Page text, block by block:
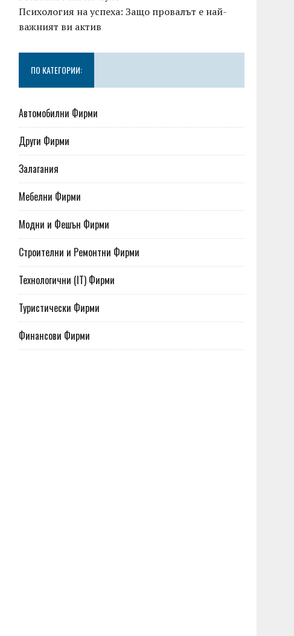
Психология на успеха: Защо провалът е най-
важният ви актив
ПО КАТЕГОРИИ:
Автомобилни Фирми
Други Фирми
Залагания
Мебелни Фирми
Модни и Фешън Фирми
Строителни и Ремонтни Фирми
Технологични (IT) Фирми
Туристически Фирми
Финансови Фирми